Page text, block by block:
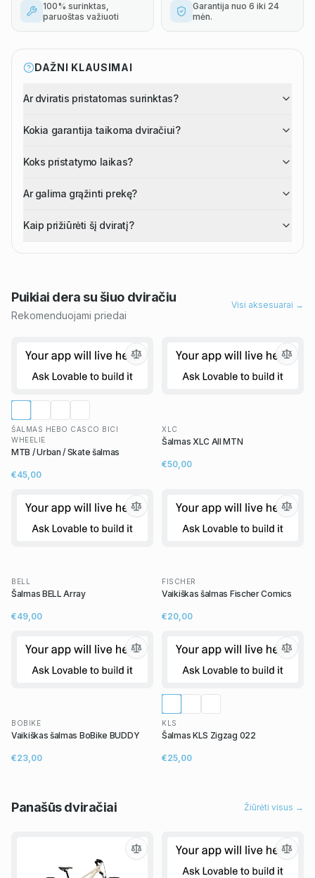
100% surinktas,
paruoštas važiuoti
Garantija nuo 6 iki 24
mėn.
DAŽNI KLAUSIMAI
Ar dviratis pristatomas surinktas?
Kokia garantija taikoma dviračiui?
Koks pristatymo laikas?
Ar galima grąžinti prekę?
Kaip prižiūrėti šį dviratį?
Puikiai dera su šiuo dviračiu
Rekomenduojami priedai
Visi aksesuarai →
ŠALMAS HEBO CASCO BICI
WHEELIE
MTB / Urban / Skate šalmas
€45,00
XLC
Šalmas XLC All MTN
€50,00
BELL
Šalmas BELL Array
€49,00
FISCHER
Vaikiškas šalmas Fischer Comics
€20,00
BOBIKE
Vaikiškas šalmas BoBike BUDDY
€23,00
KLS
Šalmas KLS Zigzag 022
€25,00
Panašūsdviračiai Žiūrėti visus →